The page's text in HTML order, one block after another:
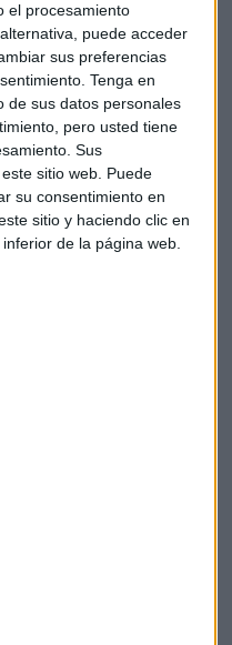
el procesamiento
puede acceder
sus preferencias
Tenga en
de sus datos personales
pero usted tiene
Sus
sitio web. Puede
su consentimiento en
sitio y haciendo clic en
de la página web.
Rishi Sunak, como el
frente a importantes
supera los 2.400
advierte de que es
a la recesión más
las tasas de interés
en el 3%.